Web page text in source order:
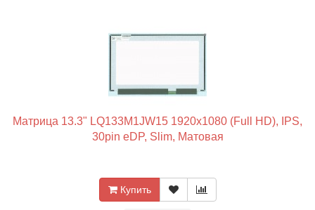
Матрица 13.3" LQ133M1JW15 1920x1080 (Full HD), IPS,
30pin eDP, Slim, Матовая
Купить